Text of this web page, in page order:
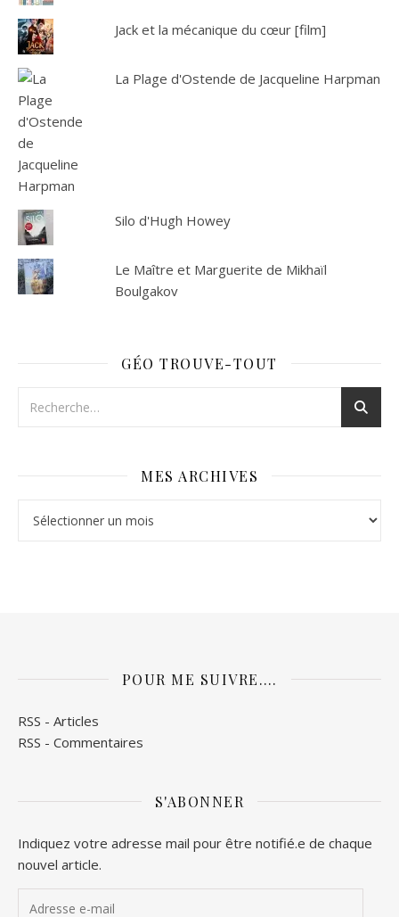
Jack et la mécanique du cœur [film]
La Plage d'Ostende de Jacqueline Harpman
Silo d'Hugh Howey
Le Maître et Marguerite de Mikhaïl
Boulgakov
GÉO TROUVE-TOUT
MES ARCHIVES
POUR ME SUIVRE….
RSS - Articles
RSS - Commentaires
S'ABONNER
Indiquez votre adresse mail pour être notifié.e de chaque
nouvel article.